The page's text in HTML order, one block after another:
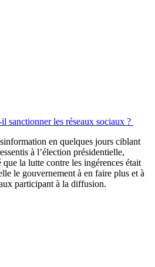
sanctionner les réseaux sociaux ?
en quelques jours ciblant
à l’élection présidentielle,
la lutte contre les ingérences était
le gouvernement à en faire plus et à
participant à la diffusion.